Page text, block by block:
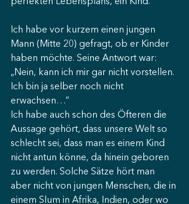
Ich habe vor kurzem einen jungen
Mann (Mitte 20) gefragt, ob er Kinder
haben möchte. Seine Antwort war:
„Nein, kann ich mir gar nicht vorstellen.
Ich bin ja selber noch nicht
erwachsen…“
Ich habe auch schon des Öfteren die
Aussage gehört, dass unsere Welt so
schlecht sei, dass man es einem Kind
nicht antun könne, da hinein geboren
zu werden. Solche Sätze hört man
aber nicht von jungen Menschen, die in
einem Slum in Afrika, Indien, oder wo